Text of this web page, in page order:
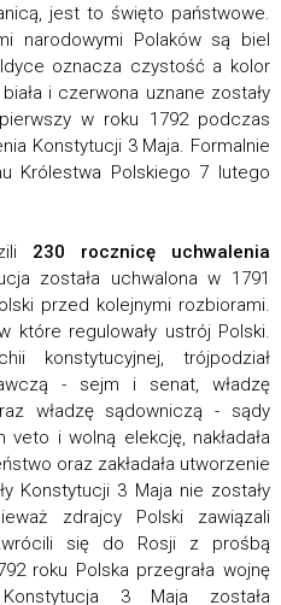
jest to święto państwowe.
narodowymi Polaków są biel
oznacza czystość a kolor
i czerwona uznane zostały
w roku 1792 podczas
Konstytucji 3 Maja. Formalnie
Królestwa Polskiego 7 lutego
230 rocznicę uchwalenia
została uchwalona w 1791
przed kolejnymi rozbiorami.
które regulowały ustrój Polski.
konstytucyjnej, trójpodział
- sejm i senat, władzę
władzę sądowniczą - sądy
veto i wolną elekcję, nakładała
oraz zakładała utworzenie
Konstytucji 3 Maja nie zostały
zdrajcy Polski zawiązali
się do Rosji z prośbą
roku Polska przegrała wojnę
3 Maja została